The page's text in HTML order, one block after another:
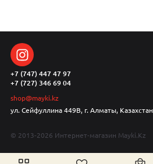
+7 (747) 447 47 97
+7 (727) 346 69 04
shop@mayki.kz
ул. Сейфуллина 449В, г. Алматы, Казахстан
© 2013-2026 Интернет-магазин Mayki.Kz